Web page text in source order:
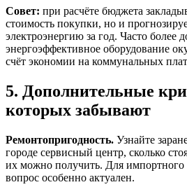
Совет: при расчёте бюджета
стоимость покупки, но и
электроэнергию за год. Часто более
энергоэффективное оборудование
счёт экономии на коммунальных
5. Дополнительные
которых забывают
Ремонтопригодность. Узнайте
городе сервисный центр, сколько
их можно получить. Для импортного
вопрос особенно актуален.